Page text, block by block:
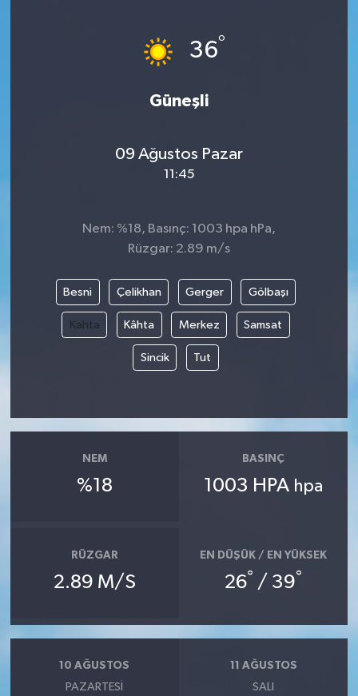
36°
Güneşli
09 Ağustos Pazar
11:45
Nem: %18, Basınç: 1003 hpa hPa,
Rüzgar: 2.89 m/s
Besni Çelikhan Gerger Gölbaşı
Kahta Kâhta Merkez Samsat
Sincik Tut
NEM
%18
BASINÇ
1003 HPA hpa
RÜZGAR
2.89 M/S
EN DÜŞÜK / EN YÜKSEK
26° / 39°
10 AĞUSTOS
PAZARTESI
11 AĞUSTOS
SALI
Yüksek İstişare Kurulu